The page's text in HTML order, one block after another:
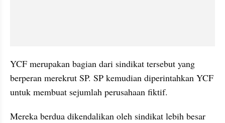
YCF merupakan bagian dari sindikat tersebut yang
berperan merekrut SP. SP kemudian diperintahkan YCF
untuk membuat sejumlah perusahaan fiktif.
Mereka berdua dikendalikan oleh sindikat lebih besar